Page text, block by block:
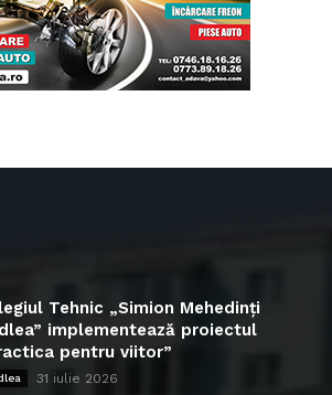
Tehnic „Simion Mehedinți
implementează proiectul
pentru viitor”
31 iulie 2026